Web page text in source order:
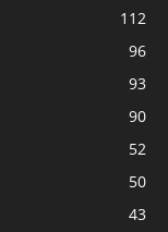
112
96
93
90
52
50
43